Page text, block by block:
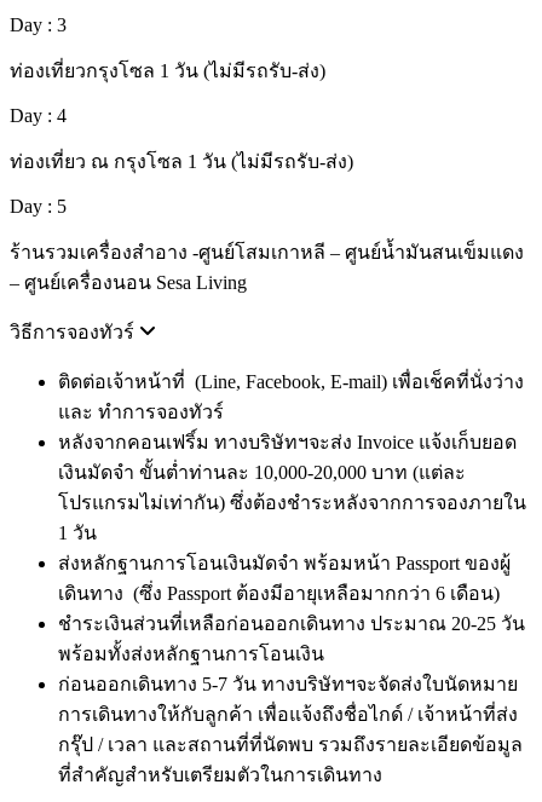
Day : 3
ท่องเที่ยวกรุงโซล 1 วัน (ไม่มีรถรับ-ส่ง)
Day : 4
ท่องเที่ยว ณ กรุงโซล 1 วัน (ไม่มีรถรับ-ส่ง)
Day : 5
ร้านรวมเครื่องสำอาง -ศูนย์โสมเกาหลี – ศูนย์น้ำมันสนเข็มแดง
– ศูนย์เครื่องนอน Sesa Living
วิธีการจองทัวร์
ติดต่อเจ้าหน้าที่ (Line, Facebook, E-mail) เพื่อเช็คที่นั่งว่าง
และ ทำการจองทัวร์
หลังจากคอนเฟริ์ม ทางบริษัทฯจะส่ง Invoice แจ้งเก็บยอด
เงินมัดจำ ขั้นต่ำท่านละ 10,000-20,000 บาท (แต่ละ
โปรแกรมไม่เท่ากัน) ซึ่งต้องชำระหลังจากการจองภายใน
1 วัน
ส่งหลักฐานการโอนเงินมัดจำ พร้อมหน้า Passport ของผู้
เดินทาง (ซึ่ง Passport ต้องมีอายุเหลือมากกว่า 6 เดือน)
ชำระเงินส่วนที่เหลือก่อนออกเดินทาง ประมาณ 20-25 วัน
พร้อมทั้งส่งหลักฐานการโอนเงิน
ก่อนออกเดินทาง 5-7 วัน ทางบริษัทฯจะจัดส่งใบนัดหมาย
การเดินทางให้กับลูกค้า เพื่อแจ้งถึงชื่อไกด์ / เจ้าหน้าที่ส่ง
กรุ๊ป / เวลา และสถานที่ที่นัดพบ รวมถึงรายละเอียดข้อมูล
ที่สำคัญสำหรับเตรียมตัวในการเดินทาง